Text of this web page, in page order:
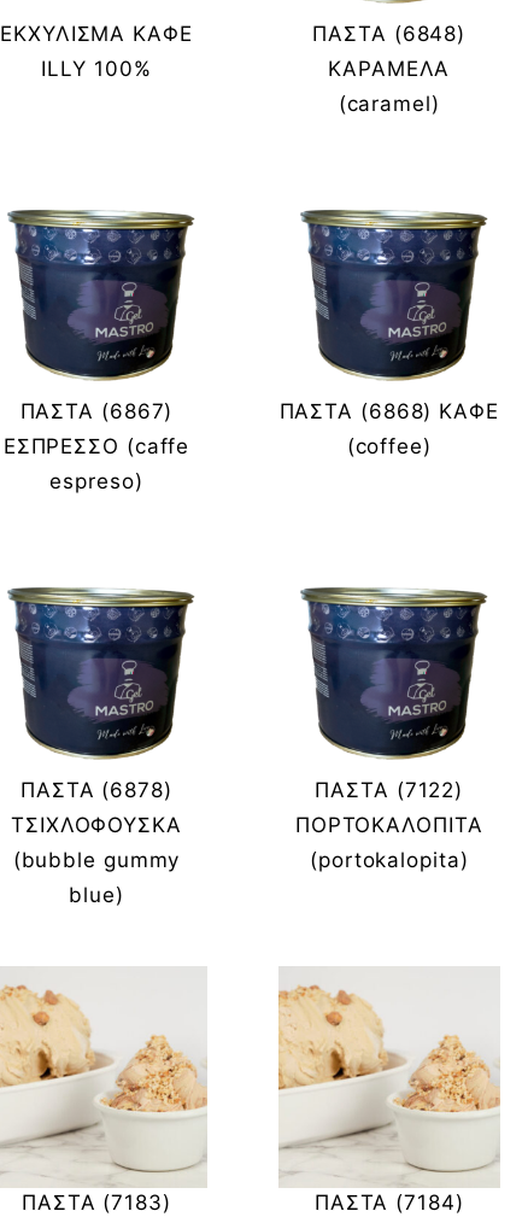
ΕΚΧΥΛΙΣΜΑ ΚΑΦΕ
ILLY 100%
ΠΑΣΤΑ (6848)
ΚΑΡΑΜΕΛΑ
(caramel)
ΠΑΣΤΑ (6867)
ΕΣΠΡΕΣΣΟ (caffe
espreso)
ΠΑΣΤΑ (6868) ΚΑΦΕ
(coffee)
ΠΑΣΤΑ (6878)
ΤΣΙΧΛΟΦΟΥΣΚΑ
(bubble gummy
blue)
ΠΑΣΤΑ (7122)
ΠΟΡΤΟΚΑΛΟΠΙΤΑ
(portokalopita)
ΠΑΣΤΑ (7183)
ΠΑΣΤΑ (7184)